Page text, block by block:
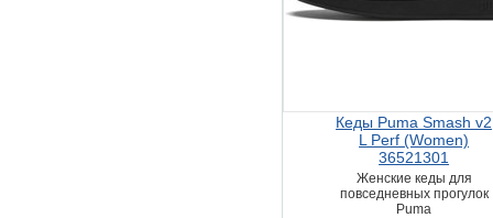
Кеды Puma Smash v2
L Perf (Women)
36521301
Женские кеды для
повседневных прогулок
Puma